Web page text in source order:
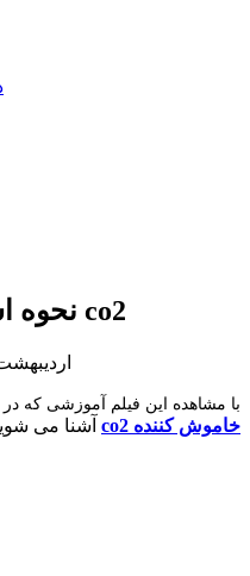
نحوه استفاده از خاموش کننده co2
۳۱ اردیبهشت ۱۳۹۷(3002 روز
با مشاهده این فیلم آموزشی که در
خاموش کننده co2 آشنا می